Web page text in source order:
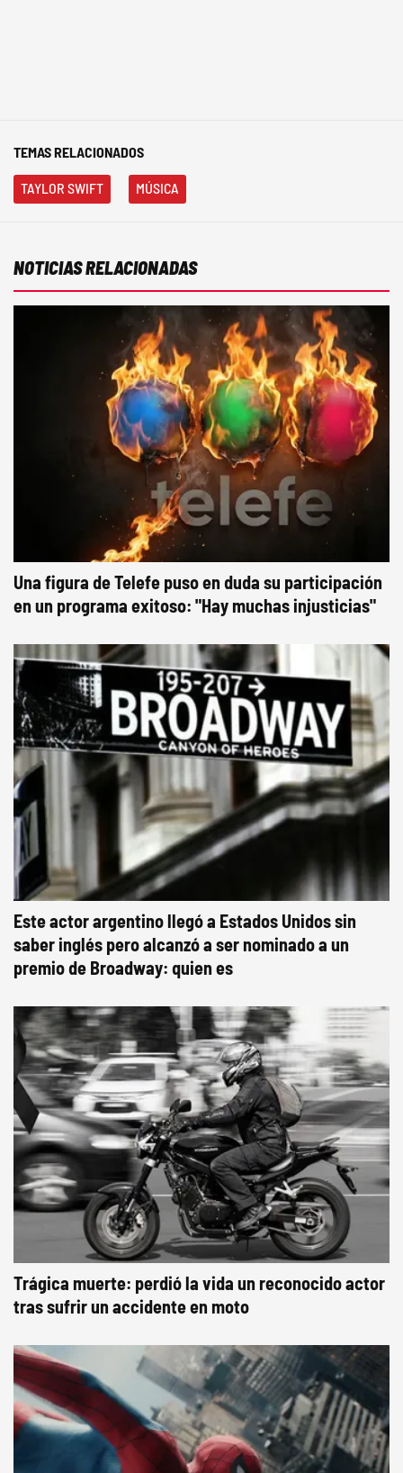
TEMAS RELACIONADOS
TAYLOR SWIFT MÚSICA
NOTICIAS RELACIONADAS
Una figura de Telefe puso en duda su participación
en un programa exitoso: "Hay muchas injusticias"
Este actor argentino llegó a Estados Unidos sin
saber inglés pero alcanzó a ser nominado a un
premio de Broadway: quien es
Trágica muerte: perdió la vida un reconocido actor
tras sufrir un accidente en moto